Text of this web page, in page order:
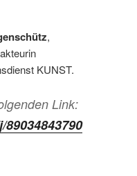
,
KUNST.
Link: